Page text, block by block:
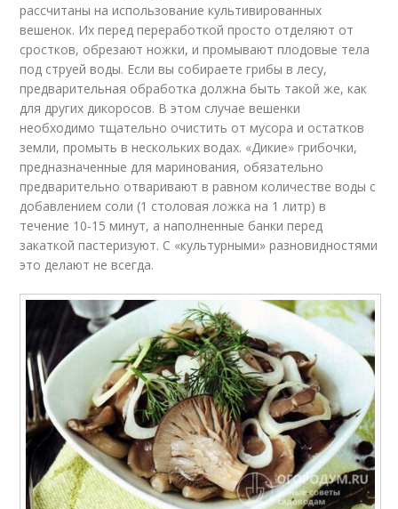
рассчитаны на использование культивированных
вешенок. Их перед переработкой просто отделяют от
сростков, обрезают ножки, и промывают плодовые тела
под струей воды. Если вы собираете грибы в лесу,
предварительная обработка должна быть такой же, как
для других дикоросов. В этом случае вешенки
необходимо тщательно очистить от мусора и остатков
земли, промыть в нескольких водах. «Дикие» грибочки,
предназначенные для маринования, обязательно
предварительно отваривают в равном количестве воды с
добавлением соли (1 столовая ложка на 1 литр) в
течение 10-15 минут, а наполненные банки перед
закаткой пастеризуют. С «культурными» разновидностями
это делают не всегда.